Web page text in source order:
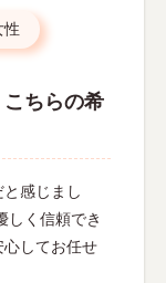
性
ちらの希
感じまし
しく信頼でき
してお任せ